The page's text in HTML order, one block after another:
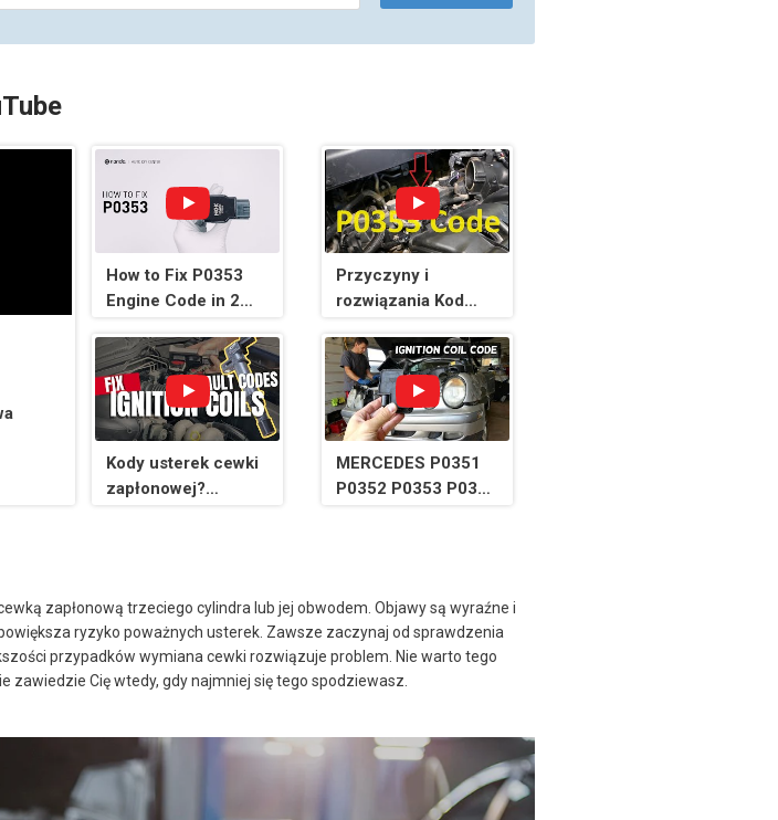
How to Fix P0353
Engine Code in 2
Method / Only
$3.81]
Przyczyny i
rozwiązania Kod
zapłonowa „C”
Obwód
pierwotny/wtórny
Kody usterek cewki
zapłonowej?
MERCEDES P0351
P0352 P0353 P0354
zapłonową trzeciego cylindra lub jej obwodem. Objawy są wyraźne i
ryzyko poważnych usterek. Zawsze zaczynaj od sprawdzenia
przypadków wymiana cewki rozwiązuje problem. Nie warto tego
zawiedzie Cię wtedy, gdy najmniej się tego spodziewasz.